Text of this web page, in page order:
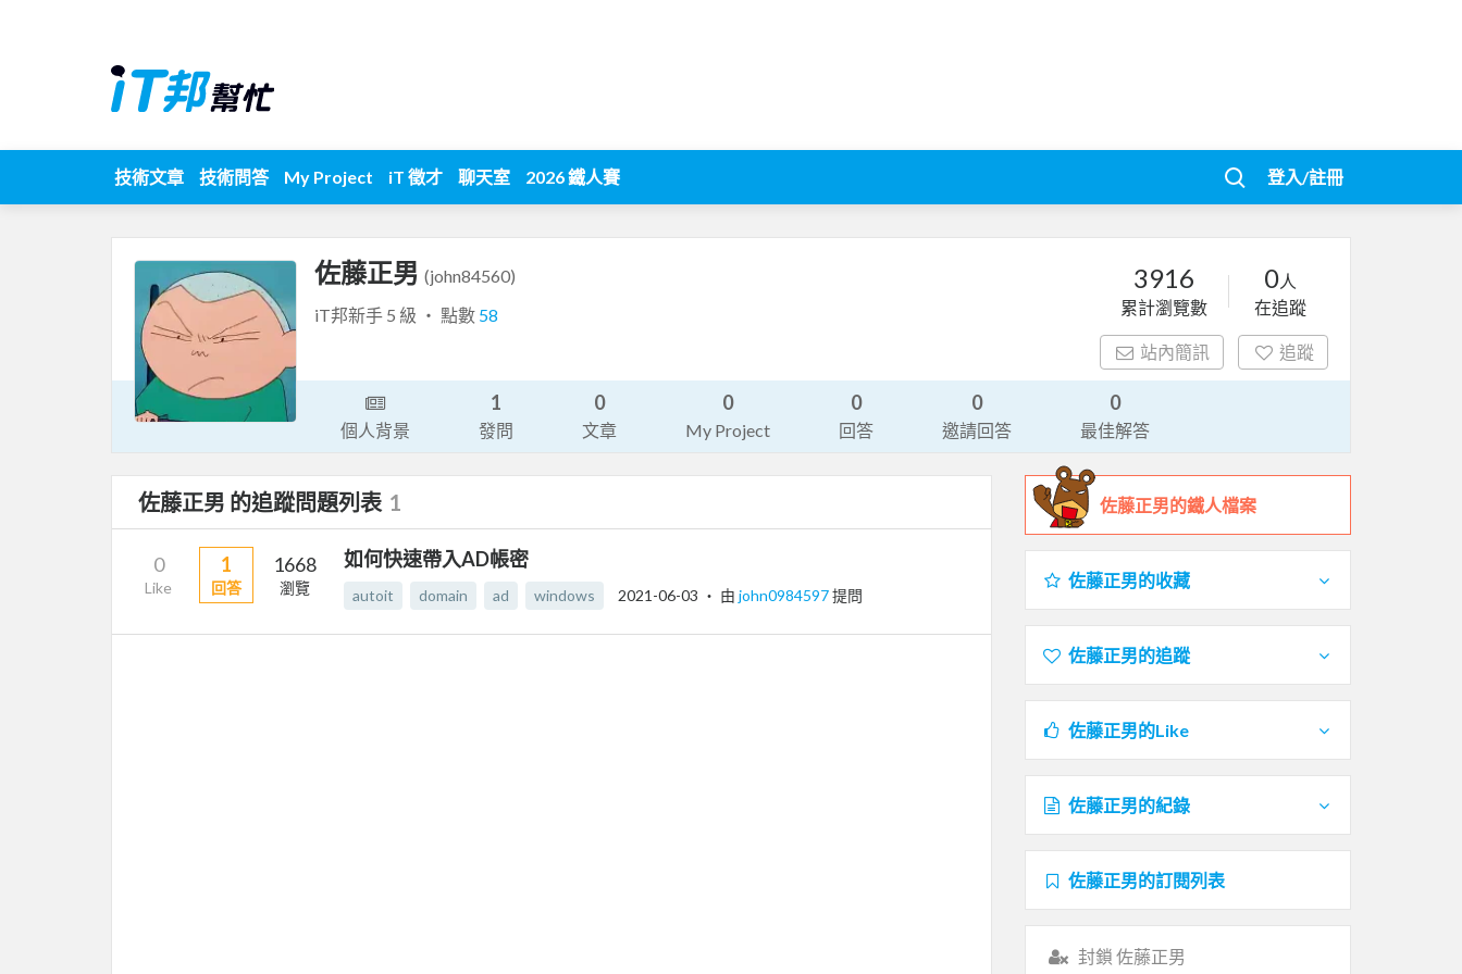
技術文章 技術問答 My Project iT 徵才 聊天室 2026 鐵人賽 登入/註冊
佐藤正男 (john84560)
iT邦新手 5 級 ‧ 點數 58
3916
累計瀏覽數
0人
在追蹤
站內簡訊 追蹤
個人背景
1
發問
0
文章
0
My Project
0
回答
0
邀請回答
0
最佳解答
佐藤正男 的追蹤問題列表 1
0
Like
1
回答
1668
瀏覽
如何快速帶入AD帳密
autoit domain ad windows 2021-06-03 ‧ 由 john0984597提問
佐藤正男的鐵人檔案
佐藤正男的收藏
佐藤正男的追蹤
佐藤正男的Like
佐藤正男的紀錄
佐藤正男的訂閱列表
封鎖 佐藤正男